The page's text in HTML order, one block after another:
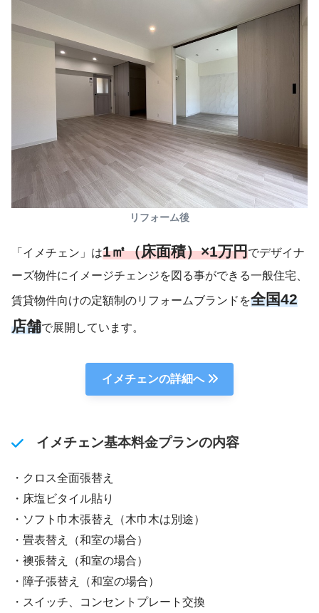
リフォーム後
「イメチェン」は1㎡（床面積）×1万円でデザイナ
ーズ物件にイメージチェンジを図る事ができる一般住宅、
賃貸物件向けの定額制のリフォームブランドを全国42
店舗で展開しています。
イメチェンの詳細へ
イメチェン基本料金プランの内容
・クロス全面張替え
・床塩ビタイル貼り
・ソフト巾木張替え（木巾木は別途）
・畳表替え（和室の場合）
・襖張替え（和室の場合）
・障子張替え（和室の場合）
・スイッチ、コンセントプレート交換